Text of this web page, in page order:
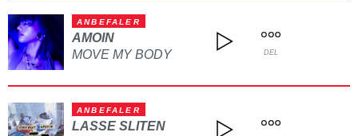
ANBEFALER
AMOIN
MOVE MY BODY
DEL
ANBEFALER
LASSE SLITEN